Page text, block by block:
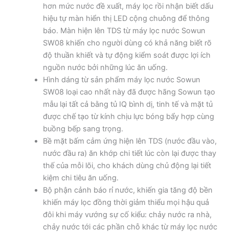
hơn mức nước đề xuất, máy lọc rồi nhận biết dấu
hiệu tự màn hiển thị LED cộng chuông để thông
báo. Màn hiện lên TDS từ máy lọc nước Sowun
SW08 khiến cho người dùng có khả năng biết rõ
độ thuần khiết và tự động kiểm soát được lợi ích
nguồn nước bởi những lúc ăn uống.
Hình dáng từ sản phẩm máy lọc nước Sowun
SW08 loại cao nhất này đã được hãng Sowun tạo
mẫu lại tất cả bằng tủ IQ bình dị, tinh tế và mặt tủ
được chế tạo từ kính chịu lực bóng bẩy hợp cùng
buồng bếp sang trọng.
Bề mặt bấm cảm ứng hiện lên TDS (nước đầu vào,
nước đầu ra) ăn khớp chi tiết lúc còn lại được thay
thế của mỗi lõi, cho khách dùng chủ động lại tiết
kiệm chi tiêu ăn uống.
Bộ phận cảnh báo rỉ nước, khiến gia tăng độ bền
khiến máy lọc đồng thời giảm thiểu mọi hậu quả
đôi khi máy vướng sự cố kiểu: chảy nước ra nhà,
chảy nước tới các phần chỗ khác từ máy lọc nước